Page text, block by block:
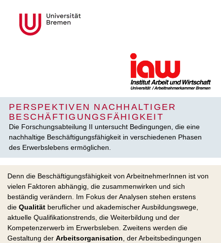
PERSPEKTIVEN NACHHALTIGER
BESCHÄFTIGUNGSFÄHIGKEIT
Die Forschungsabteilung II untersucht Bedingungen, die eine
nachhaltige Beschäftigungsfähigkeit in verschiedenen Phasen
des Erwerbslebens ermöglichen.
Denn die Beschäftigungsfähigkeit von ArbeitnehmerInnen ist von
vielen Faktoren abhängig, die zusammenwirken und sich
beständig verändern. Im Fokus der Analysen stehen erstens
die Qualität beruflicher und akademischer Ausbildungswege,
aktuelle Qualifikationstrends, die Weiterbildung und der
Kompetenzerwerb im Erwerbsleben. Zweitens werden die
Gestaltung der Arbeitsorganisation, der Arbeitsbedingungen